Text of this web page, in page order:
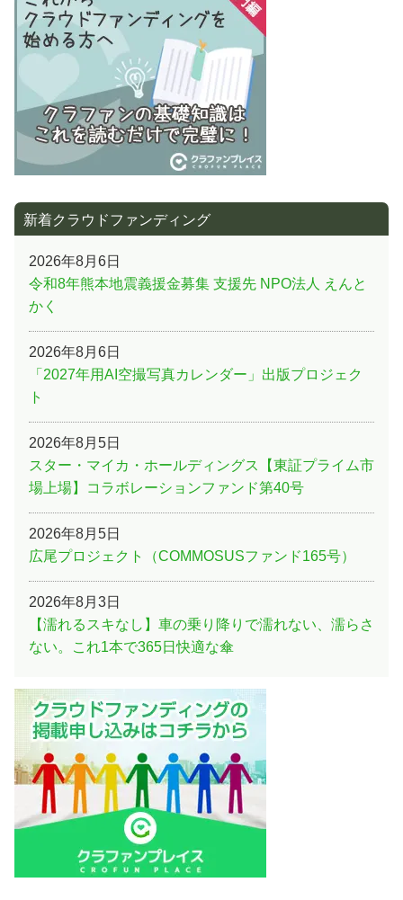
ン
新着クラウドファンディング
2026年8月6日
令和8年熊本地震義援金募集 支援先 NPO法人 えんと
かく
2026年8月6日
「2027年用AI空撮写真カレンダー」出版プロジェク
ト
2026年8月5日
スター・マイカ・ホールディングス【東証プライム市
場上場】コラボレーションファンド第40号
2026年8月5日
広尾プロジェクト（COMMOSUSファンド165号）
2026年8月3日
【濡れるスキなし】車の乗り降りで濡れない、濡らさ
ない。これ1本で365日快適な傘